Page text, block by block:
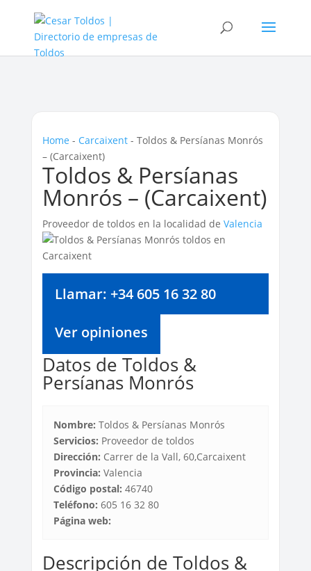
Home - Carcaixent- Toldos & Persíanas Monrós
– (Carcaixent)
Toldos & Persíanas
Monrós – (Carcaixent)
Proveedor de toldos en la localidad de Valencia
Llamar: +34 605 16 32 80
Ver opiniones
Datos de Toldos &
Persíanas Monrós
Nombre: Toldos & Persíanas Monrós
Servicios: Proveedor de toldos
Dirección: Carrer de la Vall, 60,Carcaixent
Provincia: Valencia
Código postal: 46740
Teléfono: 605 16 32 80
Página web:
Descripción de Toldos &